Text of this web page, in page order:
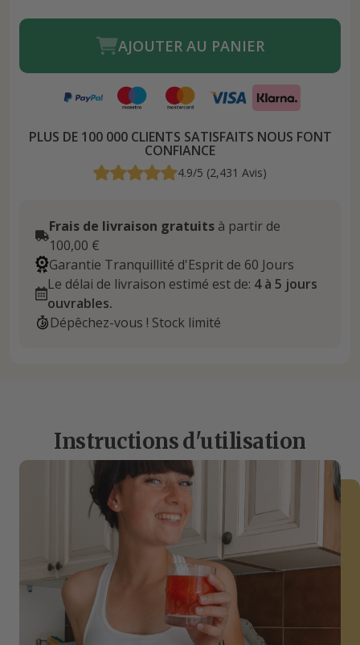
AJOUTER AU PANIER
PLUS DE 100 000 CLIENTS SATISFAITS NOUS FONT
CONFIANCE
4.9/5 (2,431 Avis)
Frais de livraison gratuits à partir de
100,00 €
Garantie Tranquillité d'Esprit de 60 Jours
Le délai de livraison estimé est de: 4 à 5 jours
ouvrables.
Dépêchez-vous ! Stock limité
Instructions d'utilisation